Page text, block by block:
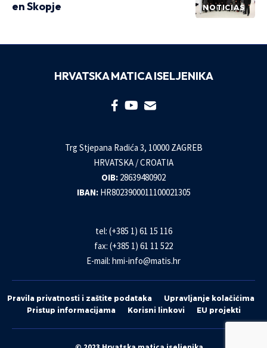
NOTICIAS
en Skopje
HRVATSKA MATICA ISELJENIKA
Trg Stjepana Radića 3, 10000 ZAGREB
HRVATSKA / CROATIA
OIB: 28639480902
IBAN: HR8023900011100021305
tel: (+385 1) 61 15 116
fax: (+385 1) 61 11 522
E-mail: hmi-info@matis.hr
Pravila privatnosti i zaštite podataka
Upravljanje kolačićima
Pristup informacijama
Korisni linkovi EU projekti